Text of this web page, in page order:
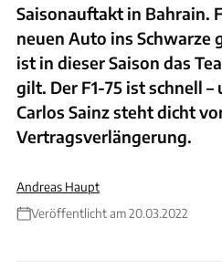
Saisonauftakt in Bahrain.
neuen Auto ins Schwarze
ist in dieser Saison das
gilt. Der F1-75 ist schnell
Carlos Sainz steht dicht
Vertragsverlängerung.
Andreas Haupt
Veröffentlicht am 20.03.2022